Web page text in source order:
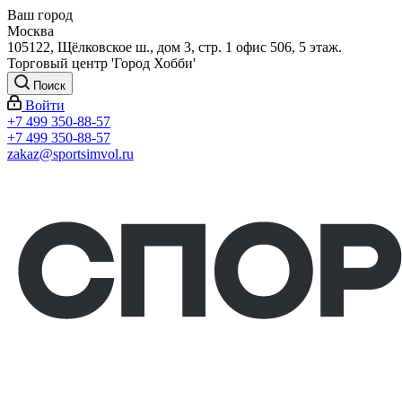
Ваш город
Москва
105122, Щёлковское ш., дом 3, стр. 1 офис 506, 5 этаж.
Торговый центр 'Город Хобби'
Поиск
Войти
+7 499 350-88-57
+7 499 350-88-57
zakaz@sportsimvol.ru